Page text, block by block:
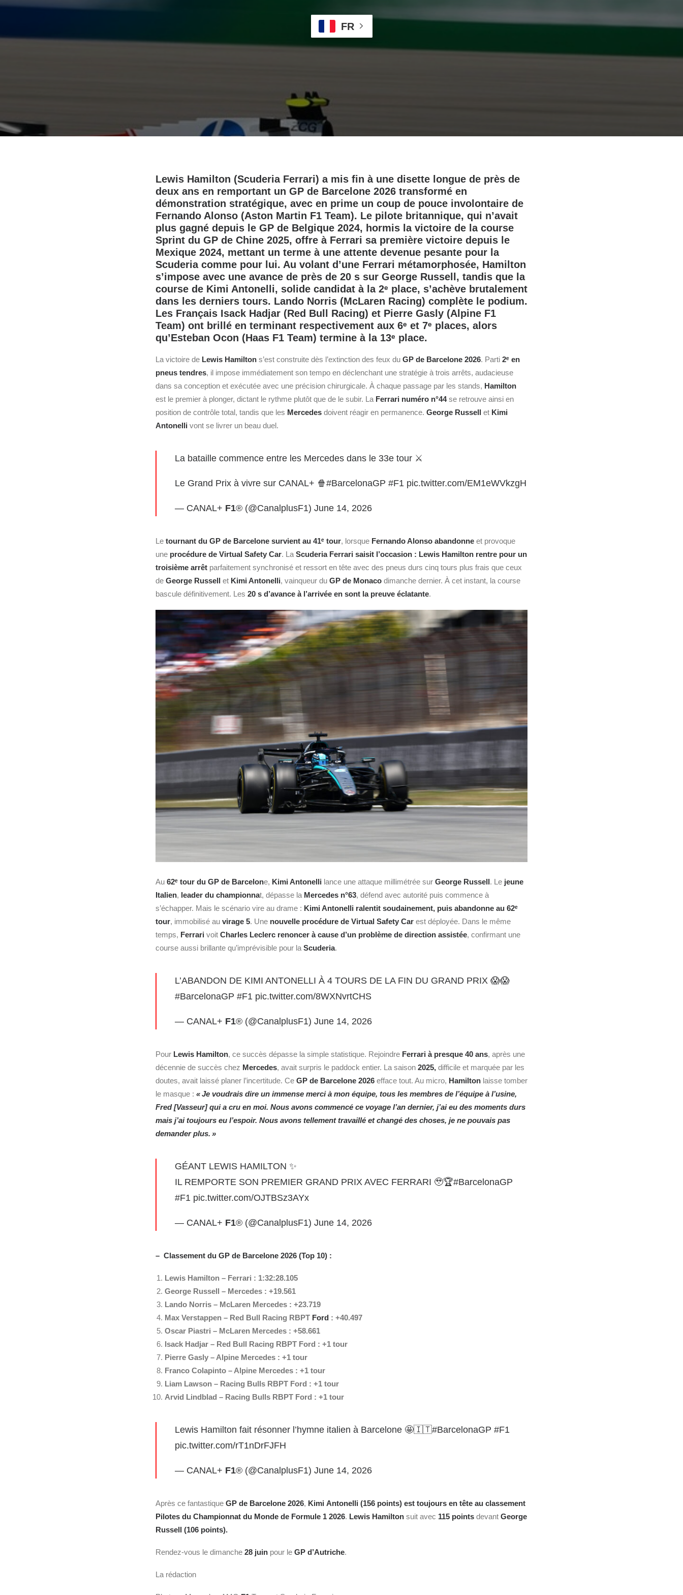
FR
Lewis Hamilton (Scuderia Ferrari) a mis fin à une disette longue de près de
deux ans en remportant un GP de Barcelone 2026 transformé en
démonstration stratégique, avec en prime un coup de pouce involontaire de
Fernando Alonso (Aston Martin F1 Team). Le pilote britannique, qui n’avait
plus gagné depuis le GP de Belgique 2024, hormis la victoire de la course
Sprint du GP de Chine 2025, offre à Ferrari sa première victoire depuis le
Mexique 2024, mettant un terme à une attente devenue pesante pour la
Scuderia comme pour lui. Au volant d’une Ferrari métamorphosée, Hamilton
s’impose avec une avance de près de 20 s sur George Russell, tandis que la
course de Kimi Antonelli, solide candidat à la 2ᵉ place, s’achève brutalement
dans les derniers tours. Lando Norris (McLaren Racing) complète le podium.
Les Français Isack Hadjar (Red Bull Racing) et Pierre Gasly (Alpine F1
Team) ont brillé en terminant respectivement aux 6ᵉ et 7ᵉ places, alors
qu’Esteban Ocon (Haas F1 Team) termine à la 13ᵉ place.
La victoire de Lewis Hamilton s’est construite dès l’extinction des feux du GP de Barcelone 2026. Parti 2ᵉ en
pneus tendres, il impose immédiatement son tempo en déclenchant une stratégie à trois arrêts, audacieuse
dans sa conception et exécutée avec une précision chirurgicale. À chaque passage par les stands, Hamilton
est le premier à plonger, dictant le rythme plutôt que de le subir. La Ferrari numéro n°44se retrouve ainsi en
position de contrôle total, tandis que les Mercedes doivent réagir en permanence. George Russell et Kimi
Antonelli vont se livrer un beau duel.
La bataille commence entre les Mercedes dans le 33e tour ⚔️
Le Grand Prix à vivre sur CANAL+ 🍿#BarcelonaGP #F1 pic.twitter.com/EM1eWVkzgH
— CANAL+ F1® (@CanalplusF1) June 14, 2026
Le tournant du GP de Barcelone survient au 41ᵉ tour, lorsque Fernando Alonso abandonne et provoque
une procédure de Virtual Safety Car. La Scuderia Ferrari saisit l’occasion : Lewis Hamilton rentre pour un
troisième arrêt parfaitement synchronisé et ressort en tête avec des pneus durs cinq tours plus frais que ceux
de George Russell et Kimi Antonelli, vainqueur du GP de Monaco dimanche dernier. À cet instant, la course
bascule définitivement. Les 20 s d’avance à l’arrivée en sont la preuve éclatante.
Au 62ᵉ tour du GP de Barcelone, Kimi Antonelli lance une attaque millimétrée sur George Russell. Le jeune
Italien, leader du championnat, dépasse la Mercedes n°63, défend avec autorité puis commence à
s’échapper. Mais le scénario vire au drame : Kimi Antonelli ralentit soudainement, puis abandonne au 62ᵉ
tour, immobilisé au virage 5. Une nouvelle procédure de Virtual Safety Car est déployée. Dans le même
temps, Ferrari voit Charles Leclerc renoncer à cause d’un problème de direction assistée, confirmant une
course aussi brillante qu’imprévisible pour la Scuderia.
L’ABANDON DE KIMI ANTONELLI À 4 TOURS DE LA FIN DU GRAND PRIX 😱😱
#BarcelonaGP #F1 pic.twitter.com/8WXNvrtCHS
— CANAL+ F1® (@CanalplusF1) June 14, 2026
Pour Lewis Hamilton, ce succès dépasse la simple statistique. Rejoindre Ferrari à presque 40 ans, après une
décennie de succès chez Mercedes, avait surpris le paddock entier. La saison 2025, difficile et marquée par les
doutes, avait laissé planer l’incertitude. Ce GP de Barcelone 2026 efface tout. Au micro, Hamilton laisse tomber
le masque : « Je voudrais dire un immense merci à mon équipe, tous les membres de l’équipe à l’usine,
Fred [Vasseur] qui a cru en moi. Nous avons commencé ce voyage l’an dernier, j’ai eu des moments durs
mais j’ai toujours eu l’espoir. Nous avons tellement travaillé et changé des choses, je ne pouvais pas
demander plus. »
GÉANT LEWIS HAMILTON ✨
IL REMPORTE SON PREMIER GRAND PRIX AVEC FERRARI 🥹🏆#BarcelonaGP
#F1 pic.twitter.com/OJTBSz3AYx
— CANAL+ F1® (@CanalplusF1) June 14, 2026
– Classement du GP de Barcelone 2026 (Top 10) :
Lewis Hamilton – Ferrari : 1:32:28.105
George Russell – Mercedes : +19.561
Lando Norris – McLaren Mercedes : +23.719
Max Verstappen – Red Bull Racing RBPT Ford : +40.497
Oscar Piastri – McLaren Mercedes : +58.661
Isack Hadjar – Red Bull Racing RBPT Ford : +1 tour
Pierre Gasly – Alpine Mercedes : +1 tour
Franco Colapinto – Alpine Mercedes : +1 tour
Liam Lawson – Racing Bulls RBPT Ford : +1 tour
Arvid Lindblad – Racing Bulls RBPT Ford : +1 tour
Lewis Hamilton fait résonner l’hymne italien à Barcelone 🤩🇮🇹#BarcelonaGP #F1
pic.twitter.com/rT1nDrFJFH
— CANAL+ F1® (@CanalplusF1) June 14, 2026
Après ce fantastique GP de Barcelone 2026, Kimi Antonelli (156 points) est toujours en tête au classement
Pilotes du Championnat du Monde de Formule 1 2026. Lewis Hamilton suit avec 115 points devant George
Russell (106 points).
Rendez-vous le dimanche 28 juin pour le GP d’Autriche.
La rédaction